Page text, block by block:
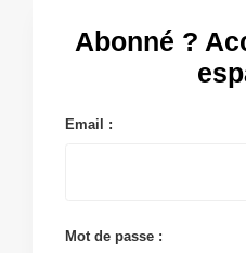
Abonné ?
Email :
Mot de passe :